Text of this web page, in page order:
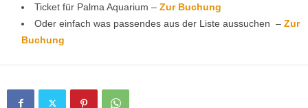
Ticket für Palma Aquarium – Zur Buchung
Oder einfach was passendes aus der Liste aussuchen – Zur
Buchung